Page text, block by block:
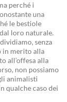
perché i
una
le bestiole
loro naturale.
senza
in merito alla
all’offesa alla
non possiamo
animalisti
qualche caso dei